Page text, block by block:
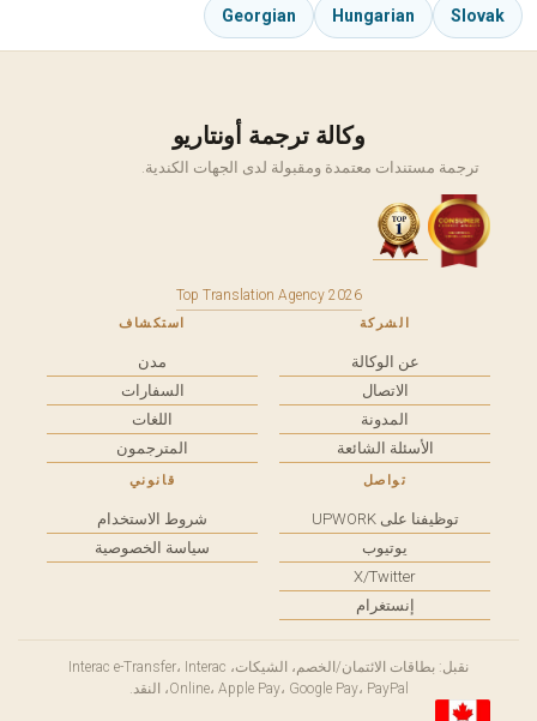
Slovak
Hungarian
Georgian
وكالة ترجمة أونتاريو
ترجمة مستندات معتمدة ومقبولة لدى الجهات الكندية.
Top Translation Agency 2026
الشركة
عن الوكالة
الاتصال
المدونة
الأسئلة الشائعة
استكشاف
مدن
السفارات
اللغات
المترجمون
تواصل
توظيفنا على UPWORK
يوتيوب
X/Twitter
إنستغرام
قانوني
شروط الاستخدام
سياسة الخصوصية
نقبل: بطاقات الائتمان/الخصم، الشيكات، Interac e-Transfer، Interac
Online، Apple Pay، Google Pay، PayPal، النقد.